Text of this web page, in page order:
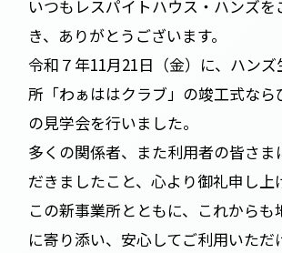
いつもレスパイトハウス・ハンズを
き、ありがとうございます。
令和７年11月21日（金）に、ハン
所「わぁははクラブ」の竣工式なら
の見学会を行いました。
多くの関係者、また利用者の皆さま
だきましたこと、心より御礼申し上
この新事業所とともに、これからも
に寄り添い、安心してご利用いただ